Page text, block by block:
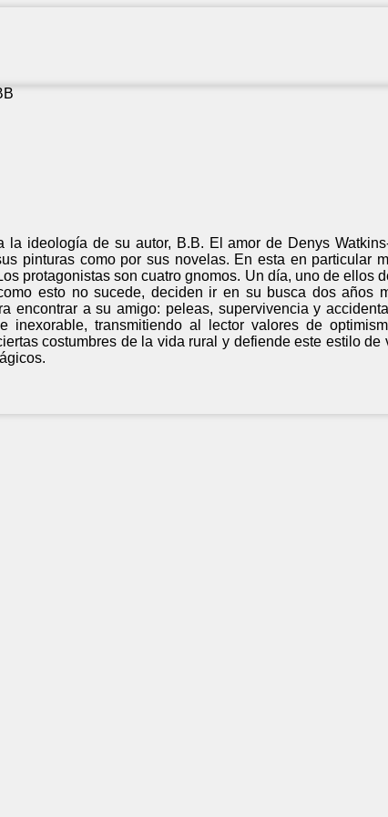
la ideología de su autor, B.B. El amor de Denys
pinturas como por sus novelas. En esta en particular
protagonistas son cuatro gnomos. Un día, uno de ellos
esto no sucede, deciden ir en su busca dos años
encontrar a su amigo: peleas, supervivencia y
inexorable, transmitiendo al lector valores de
costumbres de la vida rural y defiende este estilo de